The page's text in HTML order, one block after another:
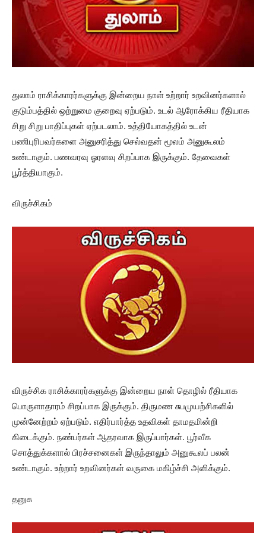
துலாம் ராசிக்காரர்களுக்கு இன்றைய நாள் உற்றார் உறவினர்களால்
குடும்பத்தில் ஒற்றுமை குறைவு ஏற்படும். உடல் ஆரோக்கிய ரீதியாக
சிறு சிறு பாதிப்புகள் ஏற்படலாம். உத்தியோகத்தில் உடன்
பணிபுரிபவர்களை அனுசரித்து செல்வதன் மூலம் அனுகூலம்
உண்டாகும். பணவரவு ஓரளவு சிறப்பாக இருக்கும். தேவைகள்
பூர்த்தியாகும்.
விருச்சிகம்
விருச்சிக ராசிக்காரர்களுக்கு இன்றைய நாள் தொழில் ரீதியாக
பொருளாதாரம் சிறப்பாக இருக்கும். திருமண சுபமுயற்சிகளில்
முன்னேற்றம் ஏற்படும். எதிர்பார்த்த உதவிகள் தாமதமின்றி
கிடைக்கும். நண்பர்கள் ஆதரவாக இருப்பார்கள். பூர்வீக
சொத்துக்களால் பிரச்சனைகள் இருந்தாலும் அனுகூலப் பலன்
உண்டாகும். உற்றார் உறவினர்கள் வருகை மகிழ்ச்சி அளிக்கும்.
தனுசு